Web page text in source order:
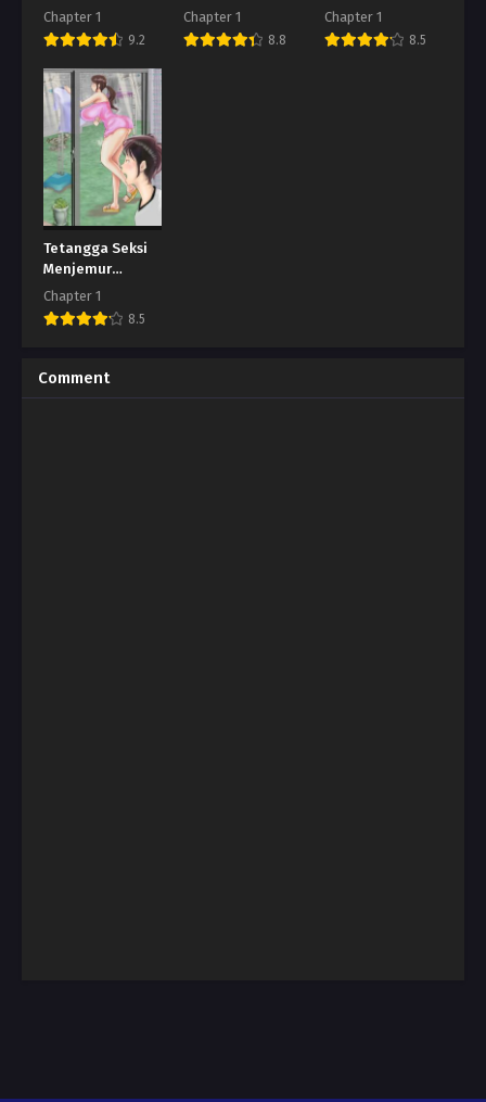
tidak ada di
Rumah
Chapter 1
9.2
Chapter 1
8.8
Chapter 1
8.5
Tetangga Seksi
Menjemur
Pakaian
Chapter 1
8.5
Comment